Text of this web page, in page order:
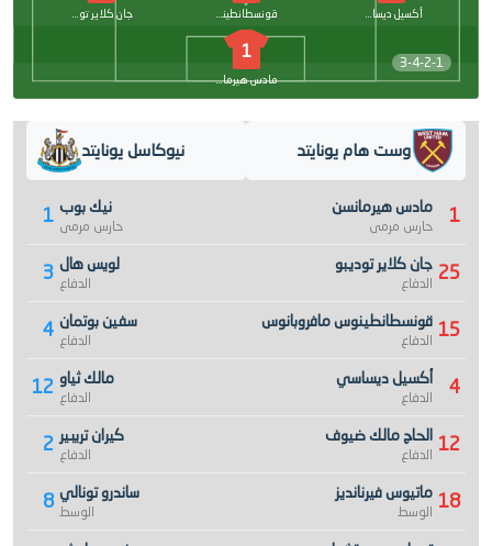
3-4-2-1
أكسيل ديساسي قونسطانطينوس مافروبانوس جان كلاير توديبو
1
مادس هيرمانسن
نيوكاسل يونايتد
1 نيك بوب
حارس مرمى
3 لويس هال
الدفاع
4 سفين بوتمان
الدفاع
12 مالك ثياو
الدفاع
2 كيران تريبير
الدفاع
8 ساندرو تونالي
الوسط
وست هام يونايتد
1 مادس هيرمانسن
حارس مرمى
25 جان كلاير توديبو
الدفاع
15 قونسطانطينوس مافروبانوس
الدفاع
4 أكسيل ديساسي
الدفاع
12 الحاج مالك ضيوف
الدفاع
18 ماتيوس فيرنانديز
الوسط